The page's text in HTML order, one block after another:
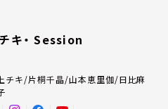
キ・ Session
チキ/片桐千晶/山本恵里伽/日比麻